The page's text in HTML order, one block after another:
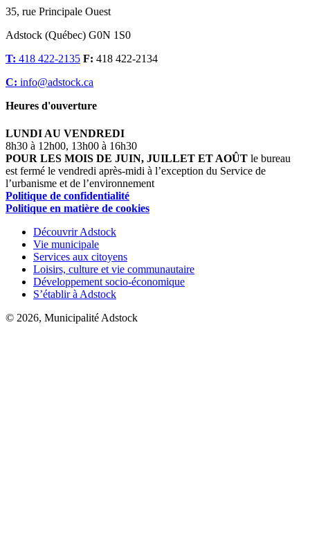
35, rue Principale Ouest
Adstock (Québec) G0N 1S0
T: 418 422-2135 F: 418 422-2134
C: info@adstock.ca
Heures d'ouverture
LUNDI AU VENDREDI
8h30 à 12h00, 13h00 à 16h30
POUR LES MOIS DE JUIN, JUILLET ET AOÛT le bureau
est fermé le vendredi après-midi à l’exception du Service de
l’urbanisme et de l’environnement
Politique de confidentialité
Politique en matière de cookies
Découvrir Adstock
Vie municipale
Services aux citoyens
Loisirs, culture et vie communautaire
Développement socio-économique
S’établir à Adstock
© 2026, Municipalité Adstock